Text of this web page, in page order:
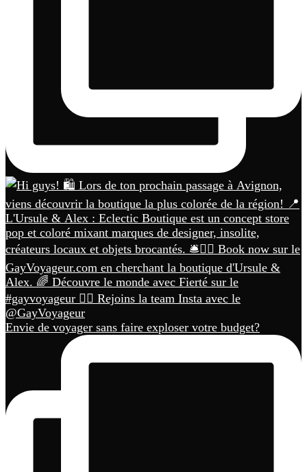
Envie de voyager sans faire exploser votre budget?